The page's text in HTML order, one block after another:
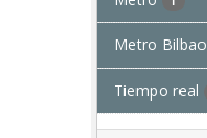
Metro Bilbao
Tiempo real